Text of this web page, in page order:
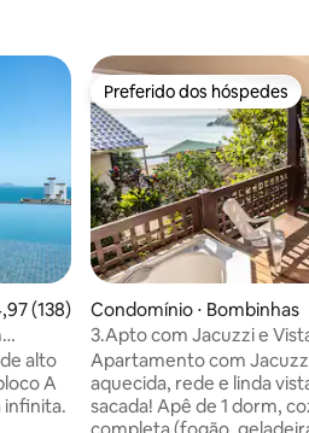
de uma avaliação média de 5, 138
(138)
alto
A
infinita.
Preferido dos hóspedes
Preferido dos hóspedes
Condomínio ⋅ Bombinhas
3.Apto com Jacuzzi e
do Ganso
Apartamento com
aquecida, rede e linda
sacada! Apê de 1 dorm,